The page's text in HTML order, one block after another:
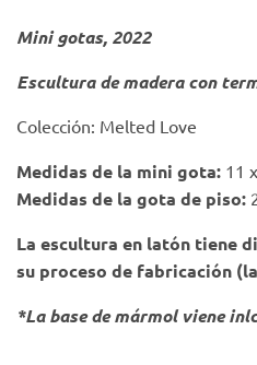
Mini gotas, 2022
Escultura de madera con
Colección: Melted Love
Medidas de la mini gota: 11
Medidas de la gota de piso:
La escultura en latón tiene
su proceso de fabricación
*La base de mármol viene